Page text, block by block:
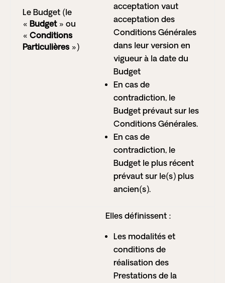
Le Budget (le
« Budget» ou
« Conditions
Particulières »)
acceptation vaut
acceptation des
Conditions Générales
dans leur version en
vigueur à la date du
Budget
En cas de
contradiction, le
Budget prévaut sur les
Conditions Générales.
En cas de
contradiction, le
Budget le plus récent
prévaut sur le(s) plus
ancien(s).
Elles définissent :
Les modalités et
conditions de
réalisation des
Prestations de la